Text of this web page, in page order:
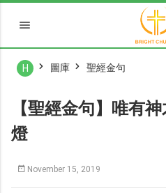
H 圖庫 聖經金句
【聖經金句】唯有
燈
November 15, 2019